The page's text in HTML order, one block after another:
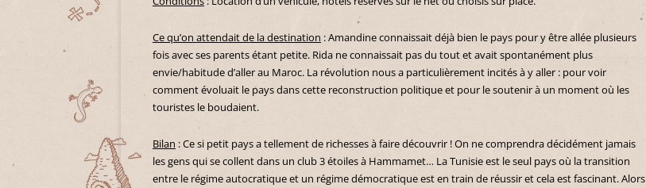
Ce qu’on attendait de la destination : Amandine connaissait déjà bien le pays pour y être allée plusieurs
fois avec ses parents étant petite. Rida ne connaissait pas du tout et avait spontanément plus
envie/habitude d’aller au Maroc. La révolution nous a particulièrement incités à y aller : pour voir
comment évoluait le pays dans cette reconstruction politique et pour le soutenir à un moment où les
touristes le boudaient.
Bilan : Ce si petit pays a tellement de richesses à faire découvrir ! On ne comprendra décidément jamais
les gens qui se collent dans un club 3 étoiles à Hammamet… La Tunisie est le seul pays où la transition
entre le régime autocratique et un régime démocratique est en train de réussir et cela est fascinant. Alors